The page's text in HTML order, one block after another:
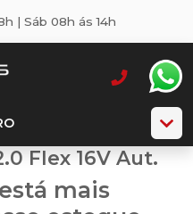
| Sáb 08h ás 14h
Flex 16V Aut.
mais